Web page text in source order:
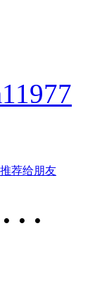
推荐给朋友
. .